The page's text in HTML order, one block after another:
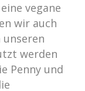
vegane
wir auch
werden
Penny und